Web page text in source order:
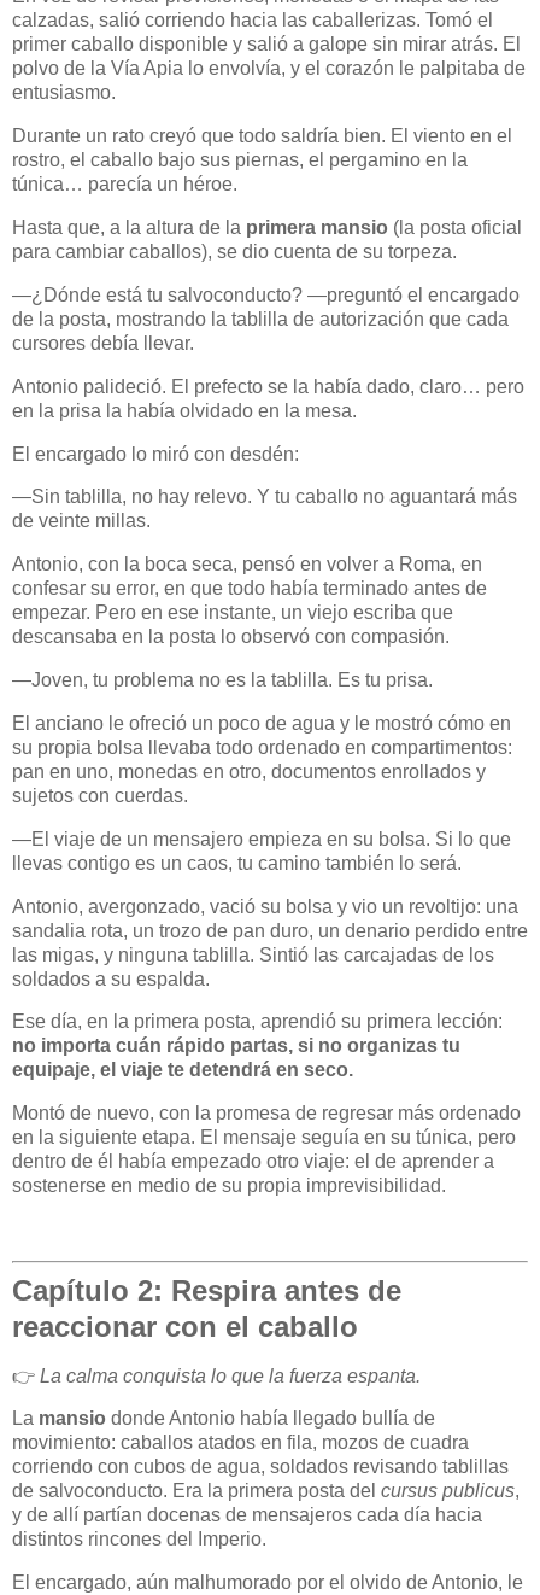
calzadas, salió corriendo hacia las caballerizas. Tomó el
primer caballo disponible y salió a galope sin mirar atrás. El
polvo de la Vía Apia lo envolvía, y el corazón le palpitaba de
entusiasmo.
Durante un rato creyó que todo saldría bien. El viento en el
rostro, el caballo bajo sus piernas, el pergamino en la
túnica… parecía un héroe.
Hasta que, a la altura de la primera mansio (la posta oficial
para cambiar caballos), se dio cuenta de su torpeza.
—¿Dónde está tu salvoconducto? —preguntó el encargado
de la posta, mostrando la tablilla de autorización que cada
cursores debía llevar.
Antonio palideció. El prefecto se la había dado, claro… pero
en la prisa la había olvidado en la mesa.
El encargado lo miró con desdén:
—Sin tablilla, no hay relevo. Y tu caballo no aguantará más
de veinte millas.
Antonio, con la boca seca, pensó en volver a Roma, en
confesar su error, en que todo había terminado antes de
empezar. Pero en ese instante, un viejo escriba que
descansaba en la posta lo observó con compasión.
—Joven, tu problema no es la tablilla. Es tu prisa.
El anciano le ofreció un poco de agua y le mostró cómo en
su propia bolsa llevaba todo ordenado en compartimentos:
pan en uno, monedas en otro, documentos enrollados y
sujetos con cuerdas.
—El viaje de un mensajero empieza en su bolsa. Si lo que
llevas contigo es un caos, tu camino también lo será.
Antonio, avergonzado, vació su bolsa y vio un revoltijo: una
sandalia rota, un trozo de pan duro, un denario perdido entre
las migas, y ninguna tablilla. Sintió las carcajadas de los
soldados a su espalda.
Ese día, en la primera posta, aprendió su primera lección:
no importa cuán rápido partas, si no organizas tu
equipaje, el viaje te detendrá en seco.
Montó de nuevo, con la promesa de regresar más ordenado
en la siguiente etapa. El mensaje seguía en su túnica, pero
dentro de él había empezado otro viaje: el de aprender a
sostenerse en medio de su propia imprevisibilidad.
Capítulo 2: Respira antes de
reaccionar con el caballo
👉 La calma conquista lo que la fuerza espanta.
La mansio donde Antonio había llegado bullía de
movimiento: caballos atados en fila, mozos de cuadra
corriendo con cubos de agua, soldados revisando tablillas
de salvoconducto. Era la primera posta del cursus publicus,
y de allí partían docenas de mensajeros cada día hacia
distintos rincones del Imperio.
El encargado, aún malhumorado por el olvido de Antonio, le